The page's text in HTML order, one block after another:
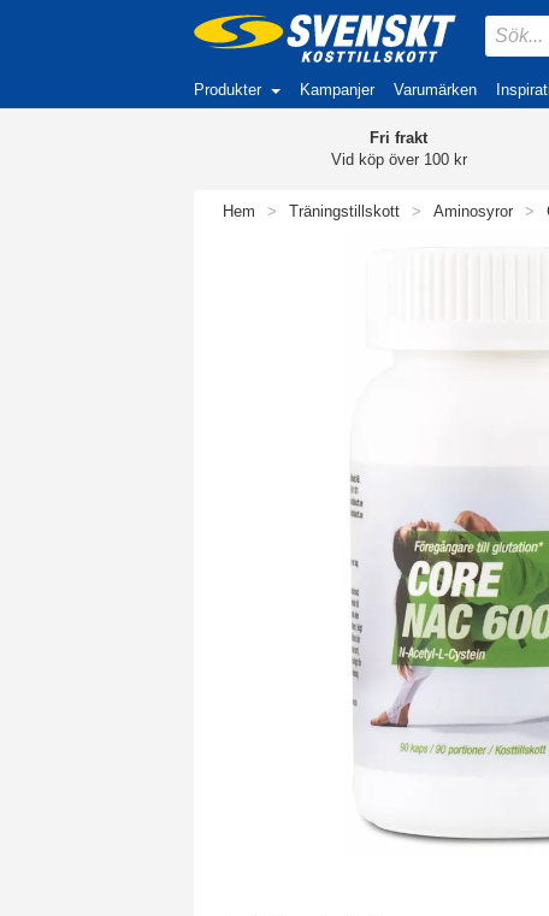
Produkter Kampanjer Varumärken
Fri frakt
Vid köp över 100 kr
Hem > Träningstillskott > Aminosyror >